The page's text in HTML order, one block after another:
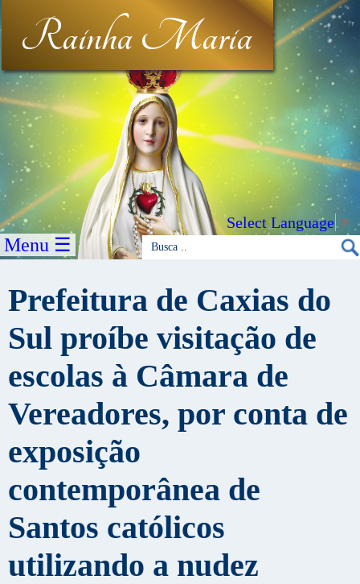
Rainha Maria
Select Language▼
Menu ☰
Prefeitura de Caxias do
Sul proíbe visitação de
escolas à Câmara de
Vereadores, por conta de
exposição
contemporânea de
Santos católicos
utilizando a nudez